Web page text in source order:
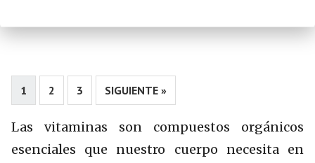
1 2 3 SIGUIENTE »
Las vitaminas son compuestos orgánicos
esenciales que nuestro cuerpo necesita en